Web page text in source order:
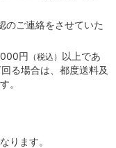
のご連絡をさせていた
円 （税込） 以上であ
る場合は、都度送料及
。
ります。